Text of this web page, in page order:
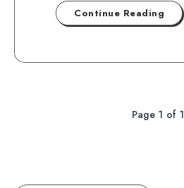
Continue Reading
Page 1 of 1